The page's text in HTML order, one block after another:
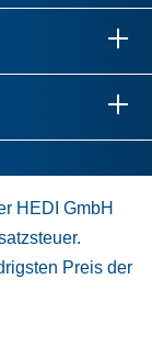
HEDI GmbH
Preis der